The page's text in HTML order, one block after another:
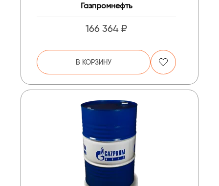
Газпромнефть
166 364 ₽
В КОРЗИНУ